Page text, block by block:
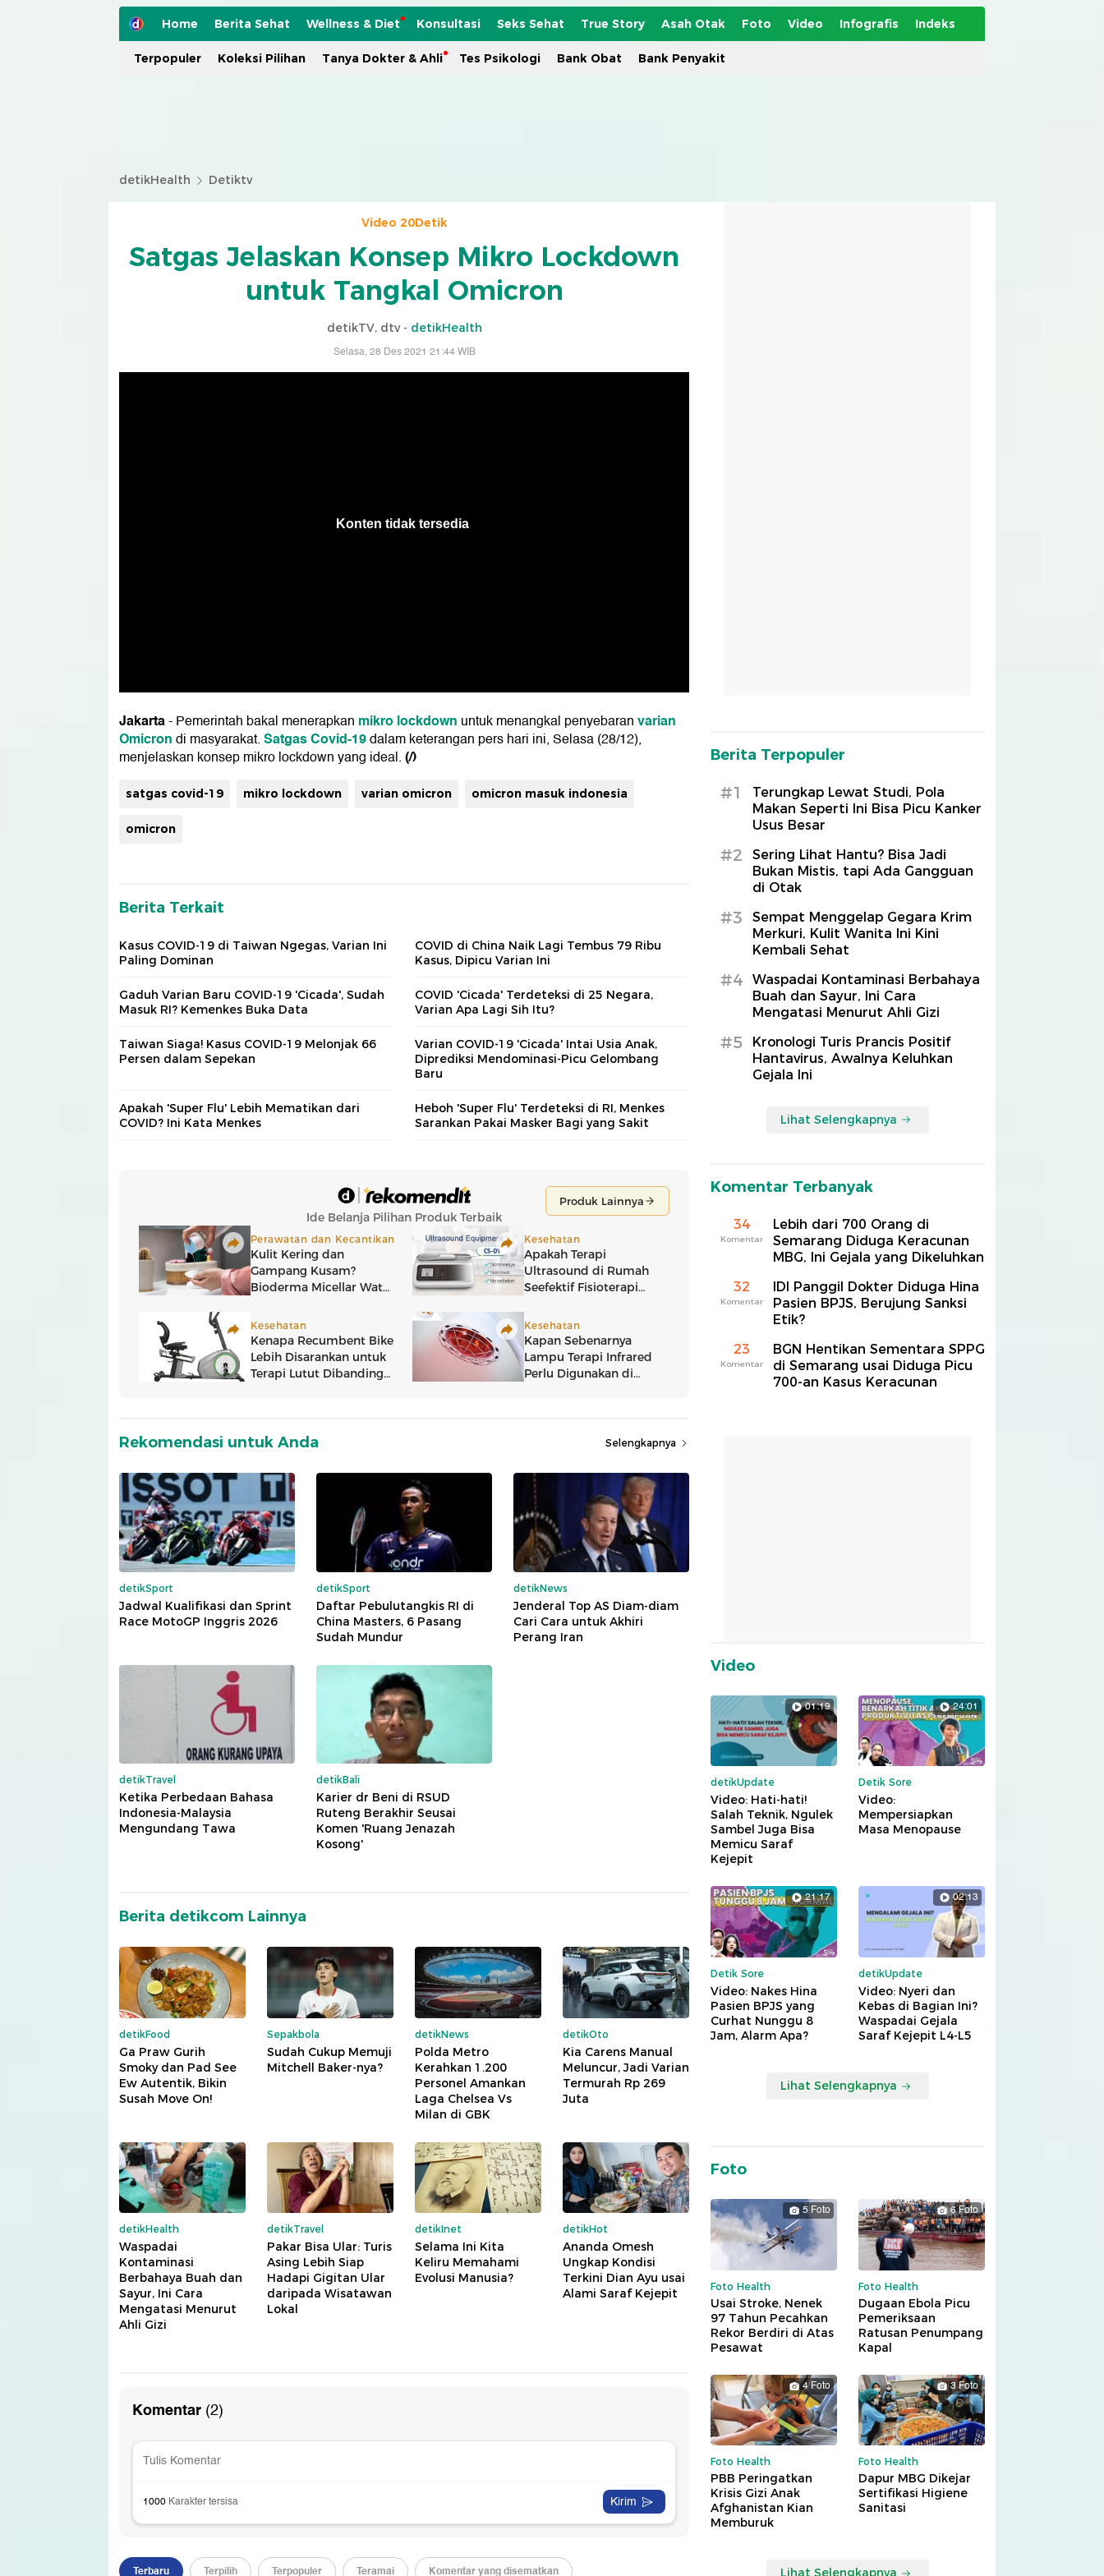
Home Berita Sehat Wellness & Diet Konsultasi Seks Sehat True Story Asah Otak Foto Video Infografis Indeks
Terpopuler Koleksi Pilihan Tanya Dokter & Ahli Tes Psikologi Bank Obat Bank Penyakit
detikHealth Detiktv
Video 20Detik
Satgas Jelaskan Konsep Mikro Lockdown
untuk Tangkal Omicron
detikTV, dtv - detikHealth
Selasa, 28 Des 2021 21:44 WIB
Jakarta- Pemerintah bakal menerapkan mikro lockdown untuk menangkal penyebaranvarian
Omicrondi masyarakat.Satgas Covid-19dalam keterangan pers hari ini, Selasa (28/12),
menjelaskan konsep mikro lockdown yang ideal.(/)
satgas covid-19 mikro lockdown varian omicron omicron masuk indonesia
omicron
Berita Terkait
Kasus COVID-19 di Taiwan Ngegas, Varian Ini
Paling Dominan
COVID di China Naik Lagi Tembus 79 Ribu
Kasus, Dipicu Varian Ini
Gaduh Varian Baru COVID-19 'Cicada', Sudah
Masuk RI? Kemenkes Buka Data
COVID 'Cicada' Terdeteksi di 25 Negara,
Varian Apa Lagi Sih Itu?
Taiwan Siaga! Kasus COVID-19 Melonjak 66
Persen dalam Sepekan
Varian COVID-19 'Cicada' Intai Usia Anak,
Diprediksi Mendominasi-Picu Gelombang
Baru
Apakah 'Super Flu' Lebih Mematikan dari
COVID? Ini Kata Menkes
Heboh 'Super Flu' Terdeteksi di RI, Menkes
Sarankan Pakai Masker Bagi yang Sakit
Rekomendasi untuk Anda Selengkapnya
detikSport
Jadwal Kualifikasi dan Sprint
Race MotoGP Inggris 2026
detikSport
Daftar Pebulutangkis RI di
China Masters, 6 Pasang
Sudah Mundur
detikNews
Jenderal Top AS Diam-diam
Cari Cara untuk Akhiri
Perang Iran
detikTravel
Ketika Perbedaan Bahasa
Indonesia-Malaysia
Mengundang Tawa
detikBali
Karier dr Beni di RSUD
Ruteng Berakhir Seusai
Komen 'Ruang Jenazah
Kosong'
Berita detikcom Lainnya
detikFood
Ga Praw Gurih
Smoky dan Pad See
Ew Autentik, Bikin
Susah Move On!
Sepakbola
Sudah Cukup Memuji
Mitchell Baker-nya?
detikNews
Polda Metro
Kerahkan 1.200
Personel Amankan
Laga Chelsea Vs
Milan di GBK
detikOto
Kia Carens Manual
Meluncur, Jadi Varian
Termurah Rp 269
Juta
detikHealth
Waspadai
Kontaminasi
Berbahaya Buah dan
Sayur, Ini Cara
Mengatasi Menurut
Ahli Gizi
detikTravel
Pakar Bisa Ular: Turis
Asing Lebih Siap
Hadapi Gigitan Ular
daripada Wisatawan
Lokal
detikInet
Selama Ini Kita
Keliru Memahami
Evolusi Manusia?
detikHot
Ananda Omesh
Ungkap Kondisi
Terkini Dian Ayu usai
Alami Saraf Kejepit
Berita Terpopuler
#1
Terungkap Lewat Studi, Pola
Makan Seperti Ini Bisa Picu Kanker
Usus Besar
#2
Sering Lihat Hantu? Bisa Jadi
Bukan Mistis, tapi Ada Gangguan
di Otak
#3
Sempat Menggelap Gegara Krim
Merkuri, Kulit Wanita Ini Kini
Kembali Sehat
#4
Waspadai Kontaminasi Berbahaya
Buah dan Sayur, Ini Cara
Mengatasi Menurut Ahli Gizi
#5
Kronologi Turis Prancis Positif
Hantavirus, Awalnya Keluhkan
Gejala Ini
Lihat Selengkapnya
Komentar Terbanyak
34
Komentar
Lebih dari 700 Orang di
Semarang Diduga Keracunan
MBG, Ini Gejala yang Dikeluhkan
32
Komentar
IDI Panggil Dokter Diduga Hina
Pasien BPJS, Berujung Sanksi
Etik?
23
Komentar
BGN Hentikan Sementara SPPG
di Semarang usai Diduga Picu
700-an Kasus Keracunan
Video
01:19
detikUpdate
Video: Hati-hati!
Salah Teknik, Ngulek
Sambel Juga Bisa
Memicu Saraf
Kejepit
24:01
Detik Sore
Video:
Mempersiapkan
Masa Menopause
21:17
Detik Sore
Video: Nakes Hina
Pasien BPJS yang
Curhat Nunggu 8
Jam, Alarm Apa?
02:13
detikUpdate
Video: Nyeri dan
Kebas di Bagian Ini?
Waspadai Gejala
Saraf Kejepit L4-L5
Lihat Selengkapnya
Foto
5 Foto
Foto Health
Usai Stroke, Nenek
97 Tahun Pecahkan
Rekor Berdiri di Atas
Pesawat
6 Foto
Foto Health
Dugaan Ebola Picu
Pemeriksaan
Ratusan Penumpang
Kapal
4 Foto
Foto Health
PBB Peringatkan
Krisis Gizi Anak
Afghanistan Kian
Memburuk
3 Foto
Foto Health
Dapur MBG Dikejar
Sertifikasi Higiene
Sanitasi
Lihat Selengkapnya